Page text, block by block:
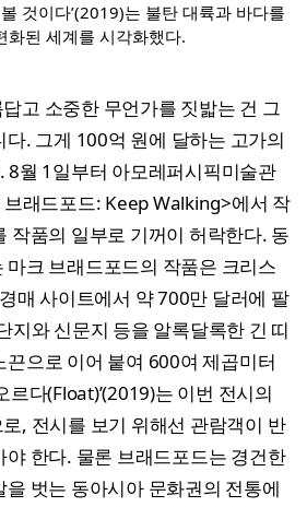
것이다’(2019)는 불탄 대륙과 바다를
화된 세계를 시각화했다.
고 소중한 무언가를 짓밟는 건 그
. 그게 100억 원에 달하는 고가의
8월 1일부터 아모레퍼시픽미술관
래드포드: Keep Walking>에서 작
작품의 일부로 기꺼이 허락한다. 동
크 브래드포드의 작품은 크리스
매 사이트에서 약 700만 달러에 팔
지와 신문지 등을 알록달록한 긴 띠
끈으로 이어 붙여 600여 제곱미터
르다(Float)’(2019)는 이번 전시의
, 전시를 보기 위해선 관람객이 반
야 한다. 물론 브래드포드는 경건한
벗는 동아시아 문화권의 전통에